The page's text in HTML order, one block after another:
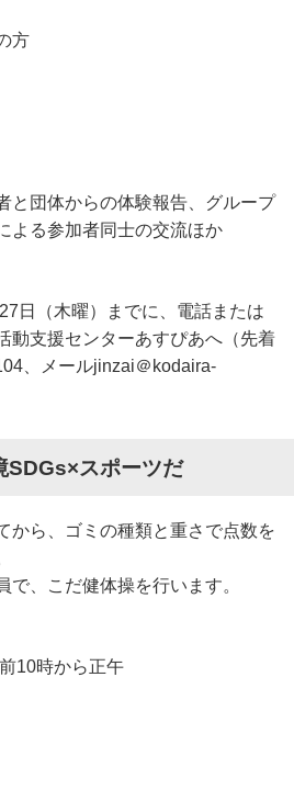
方
と団体からの体験報告、グループ
よる参加者同士の交流ほか
日（木曜）までに、電話または
動支援センターあすぴあへ（先着
、メールjinzai＠kodaira-
SDGs×スポーツだ
から、ゴミの種類と重さで点数を
で、こだ健体操を行います。
10時から正午